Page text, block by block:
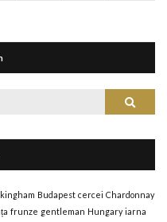
Budapest cercei Chardonnay
frunze gentleman Hungary iarna